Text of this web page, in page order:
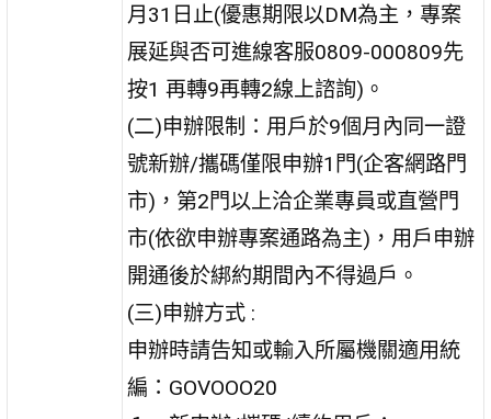
月31日止(優惠期限以DM為主，專案
展延與否可進線客服0809-000809先
按1 再轉9再轉2線上諮詢)。
(二)申辦限制：用戶於9個月內同一證
號新辦/攜碼僅限申辦1門(企客網路門
市)，第2門以上洽企業專員或直營門
市(依欲申辦專案通路為主)，用戶申辦
開通後於綁約期間內不得過戶。
(三)申辦方式 :
申辦時請告知或輸入所屬機關適用統
編：GOVOOO20